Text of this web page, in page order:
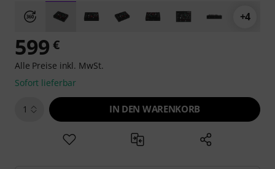
+4
599 €
Alle Preise inkl. MwSt.
Sofort lieferbar
1 IN DEN WARENKORB